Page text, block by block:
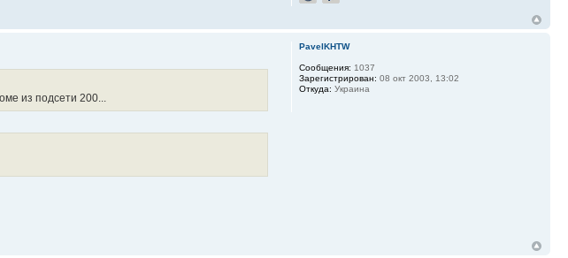
из подсети 200...
PavelKHTW
Сообщения: 1037
Зарегистрирован: 08 окт 2003, 13:02
Откуда: Украина